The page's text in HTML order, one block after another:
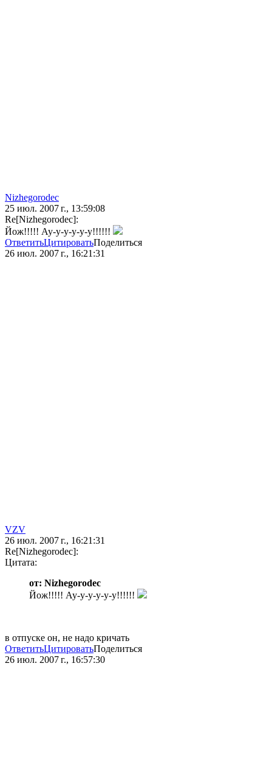
Nizhegorodec
25 июл. 2007 г., 13:59:08
Re[Nizhegorodec]:
Йож!!!!! Ау-у-у-у-у-у!!!!!!
ОтветитьЦитироватьПоделиться
26 июл. 2007 г., 16:21:31
VZV
26 июл. 2007 г., 16:21:31
Re[Nizhegorodec]:
Цитата:
от: Nizhegorodec
Йож!!!!! Ау-у-у-у-у-у!!!!!!
в отпуске он, не надо кричать
ОтветитьЦитироватьПоделиться
26 июл. 2007 г., 16:57:30